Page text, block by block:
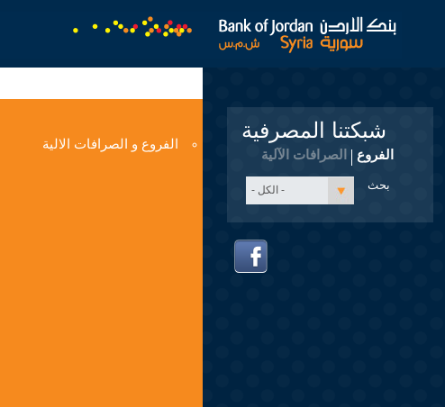
الفروع و الصرافات الالية
شبكتنا المصرفية
الفروع الصرافات الآلية
- الكل -